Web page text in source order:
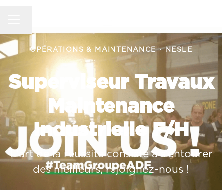
OPÉRATIONS & MAINTENANCE · NESLE
Superviseur Travaux
Maintenance
Industrielle F/H
L'art de la réussite consiste à s'entourer
des meilleurs, rejoignez-nous !